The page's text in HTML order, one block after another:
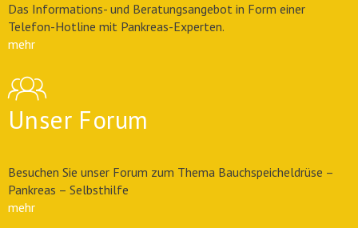
Das Informations- und Beratungsangebot in Form einer
Telefon-Hotline mit Pankreas-Experten.
mehr
Unser Forum
Besuchen Sie unser Forum zum Thema Bauchspeicheldrüse –
Pankreas – Selbsthilfe
mehr